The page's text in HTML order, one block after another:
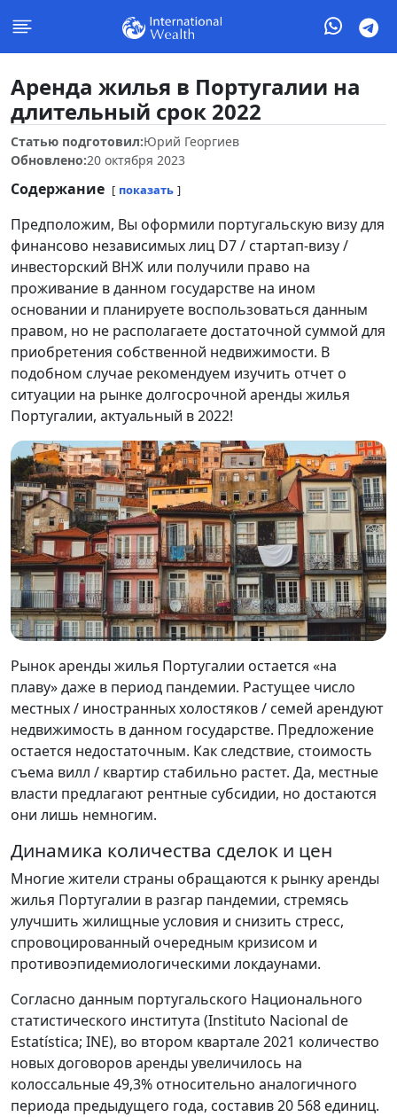
Аренда жилья в Португалии на
длительный срок 2022
Статью подготовил:Юрий Георгиев
Обновлено:20 октября 2023
Содержание показать
Предположим, Вы оформили португальскую визу для
финансово независимых лиц D7 / стартап-визу /
инвесторский ВНЖ или получили право на
проживание в данном государстве на ином
основании и планируете воспользоваться данным
правом, но не располагаете достаточной суммой для
приобретения собственной недвижимости. В
подобном случае рекомендуем изучить отчет о
ситуации на рынке долгосрочной аренды жилья
Португалии, актуальный в 2022!
Рынок аренды жилья Португалии остается «на
плаву» даже в период пандемии. Растущее число
местных / иностранных холостяков / семей арендуют
недвижимость в данном государстве. Предложение
остается недостаточным. Как следствие, стоимость
съема вилл / квартир стабильно растет. Да, местные
власти предлагают рентные субсидии, но достаются
они лишь немногим.
Динамика количества сделок и цен
Многие жители страны обращаются к рынку аренды
жилья Португалии в разгар пандемии, стремясь
улучшить жилищные условия и снизить стресс,
спровоцированный очередным кризисом и
противоэпидемиологическими локдаунами.
Согласно данным португальского Национального
статистического института (Instituto Nacional de
Estatística; INE), во втором квартале 2021 количество
новых договоров аренды увеличилось на
колоссальные 49,3% относительно аналогичного
периода предыдущего года, составив 20 568 единиц.